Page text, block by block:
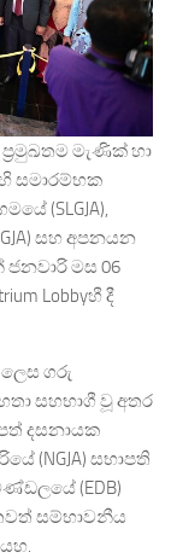
මැණික් හා
හි සමාරම්භක
(SLGJA),
සහ අපනයන
මස 06
Lobbyහී දී
ලෙස ගරු
සහභාගී වූ අතර
දසනායක
(NGJA) සභාපති
(EDB)
සම්භාවනීය